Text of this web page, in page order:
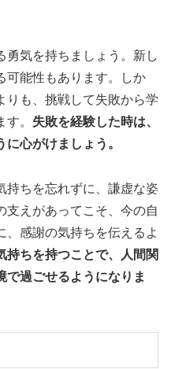
勇気を持ちましょう。新し
可能性もあります。しか
りも、挑戦して失敗から学
。 失敗を経験した時は、
心がけましょう。
持ちを忘れずに、謙虚な姿
支えがあってこそ、今の自
、感謝の気持ちを伝えるよ
持ちを持つことで、人間関
で過ごせるようになりま